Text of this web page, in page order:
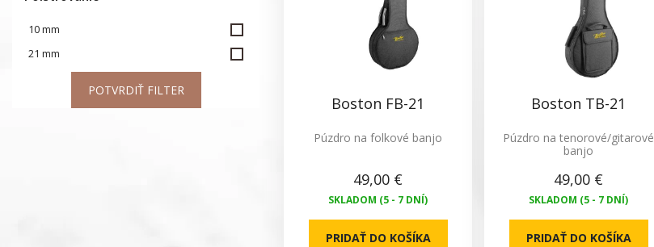
10 mm
21 mm
POTVRDIŤ FILTER
Boston FB-21
Púzdro na folkové banjo
49,00 €
SKLADOM (5 - 7 DNÍ)
PRIDAŤ DO KOŠÍKA
Boston TB-21
Púzdro na tenorové/gitarové
banjo
49,00 €
SKLADOM (5 - 7 DNÍ)
PRIDAŤ DO KOŠÍKA